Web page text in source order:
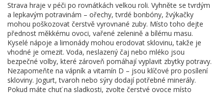
Strava hraje v péči po rovnátkách velkou roli. Vyhněte se tvrdým
a lepkavým potravinám – ořechy, tvrdé bonbóny, žvýkačky
mohou poškozovat čerstvě vyrovnané zuby. Místo toho dejte
přednost měkkému ovoci, vařené zelenině a bílému masu.
Kyselé nápoje a limonády mohou erodovat sklovinu, takže je
vhodné je omezit. Voda, neslazený čaj nebo mléko jsou
bezpečné volby, které zároveň pomáhají vyplavit zbytky potravy.
Nezapomeňte na vápník a vitamín D – jsou klíčové pro posílení
skloviny. Jogurt, tvaroh nebo sýry dodají potřebné minerály.
Pokud máte chuť na sladkosti, zvolte čerstvé ovoce místo